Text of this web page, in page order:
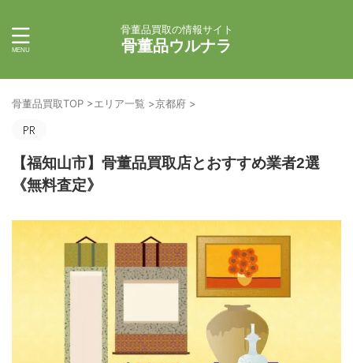
骨董品買取の情報サイト
骨董品ウルナラ
骨董品買取TOP >エリア一覧 >京都府 >
【福知山市】骨董品買取店とおすすめ業者2選
《無料査定》